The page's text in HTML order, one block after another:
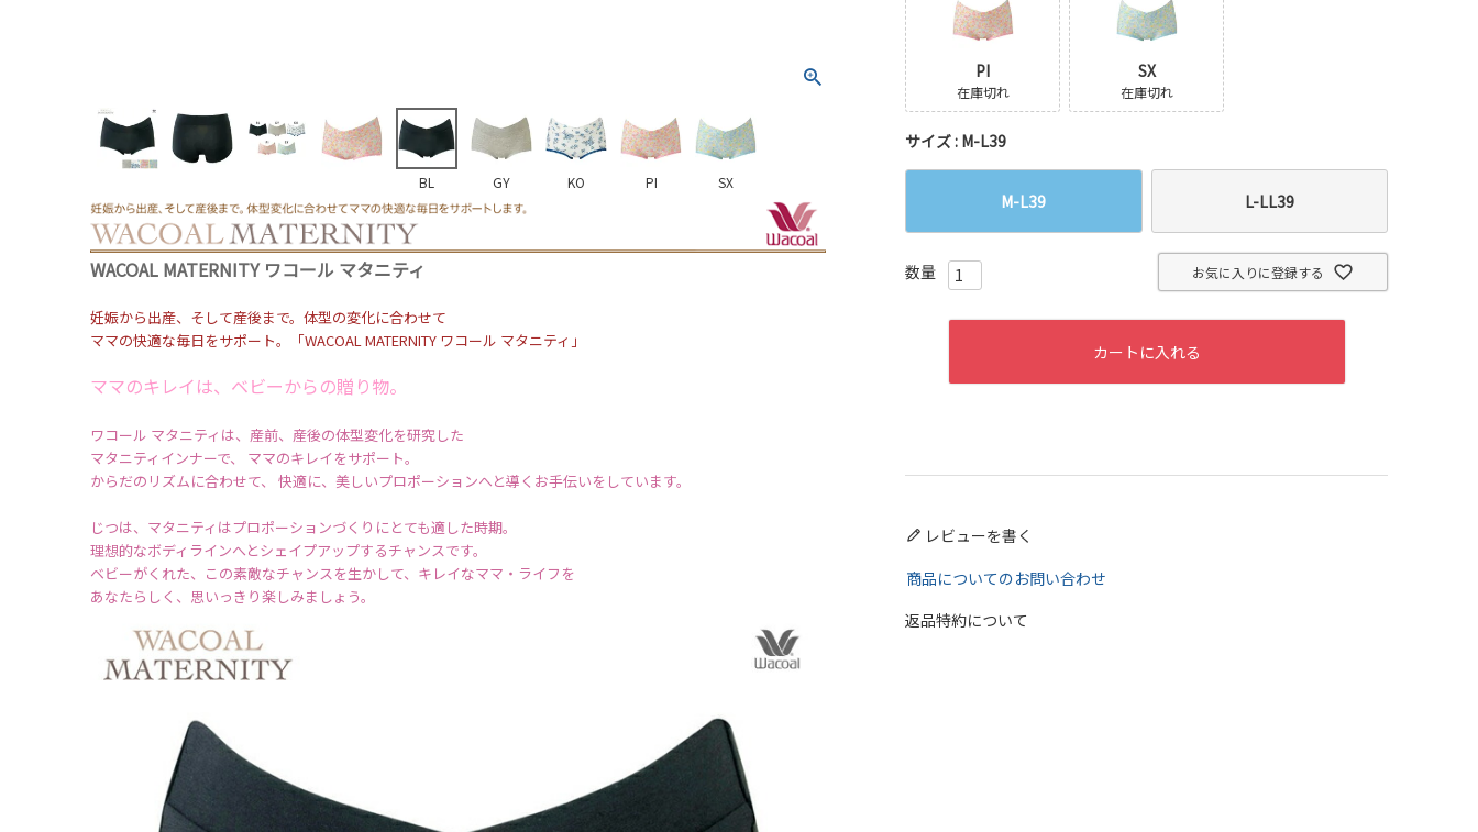
BL GY KO PI SX
WACOAL MATERNITY ワコール マタニティ
妊娠から出産、そして産後まで。体型の変化に合わせて
ママの快適な毎日をサポート。「WACOAL MATERNITY ワコール マタニティ」
ママのキレイは、ベビーからの贈り物。
ワコール マタニティは、産前、産後の体型変化を研究した
マタニティインナーで、 ママのキレイをサポート。
からだのリズムに合わせて、 快適に、美しいプロポーションへと導くお手伝いをしています。
じつは、マタニティはプロポーションづくりにとても適した時期。
理想的なボディラインへとシェイプアップするチャンスです。
ベビーがくれた、この素敵なチャンスを生かして、キレイなママ・ライフを
あなたらしく、思いっきり楽しみましょう。
PI
在庫切れ
SX
在庫切れ
サイズ M-L39
M-L39 L-LL39
お気に入りに登録する
カートに入れる
レビューを書く
商品についてのお問い合わせ
返品特約について